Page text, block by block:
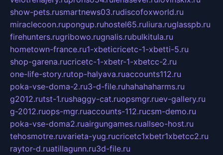
show-pets.rusmartnews03.rudiscofoxworld.ru
miraclecoon.rupongup.ruhostel65.ruliura.ruglasspb.ru
firehunters.rugribowo.rugnalis.rubulkitula.ru
hometown-france.ru1-xbeticricetc-1-xbetti-5.ru
shop-garena.rucricetc-1-xbetr-1-xbetcc-2.ru
one-life-story.rutop-halyava.ruaccounts112.ru
poka-vse-doma-2.ru3-d-file.ruhahahaharms.ru
g2012.rutst-1.rushaggy-cat.ruopsmgr.ruev-gallery.ru
g-2012.ruops-mgr.ruaccounts-112.rucsm-demo.ru
poka-vse-doma2.ruairgungames.ruallseo-host.ru
tehosmotre.ruvarieta-yug.rucricetc1xbetr1xbetcc2.ru
raytor-d.ruatillagunn.ru3d-file.ru